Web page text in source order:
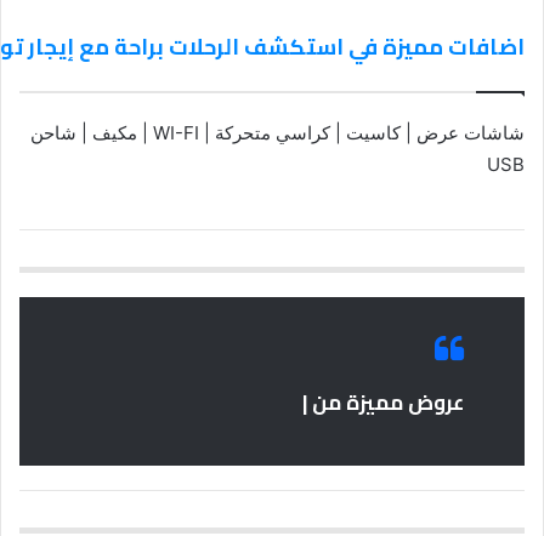
اضافات مميزة في استكشف الرحلات براحة مع إيجار تويوتا
شاشات عرض | كاسيت | كراسي متحركة | WI-FI | مكيف | شاحن
USB
عروض مميزة من |